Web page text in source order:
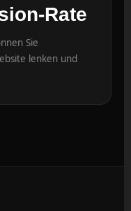
Rate
Sie
lenken und